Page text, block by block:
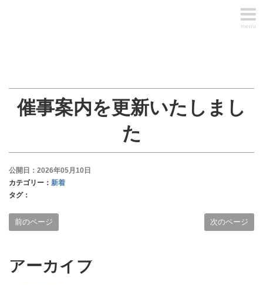
menu
催事案内を更新いたしまし
た
公開日：2026年05月10日
カテゴリー： 新着
タグ：
前のページ 次のページ
アーカイブ